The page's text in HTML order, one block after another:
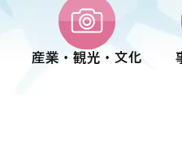
産業・観光・文化